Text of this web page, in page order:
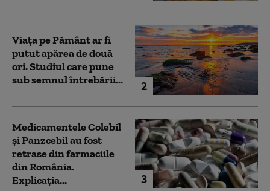
2
Viața pe Pământ ar fi
putut apărea de două
ori. Studiul care pune
sub semnul întrebării...
3
Medicamentele Colebil
și Panzcebil au fost
retrase din farmaciile
din România.
Explicația...